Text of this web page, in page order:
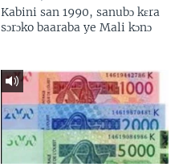
Kabini san 1990, sanubɔ kɛra
sɔrɔko baaraba ye Mali kɔnɔ